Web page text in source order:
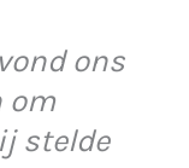
ons
om
stelde